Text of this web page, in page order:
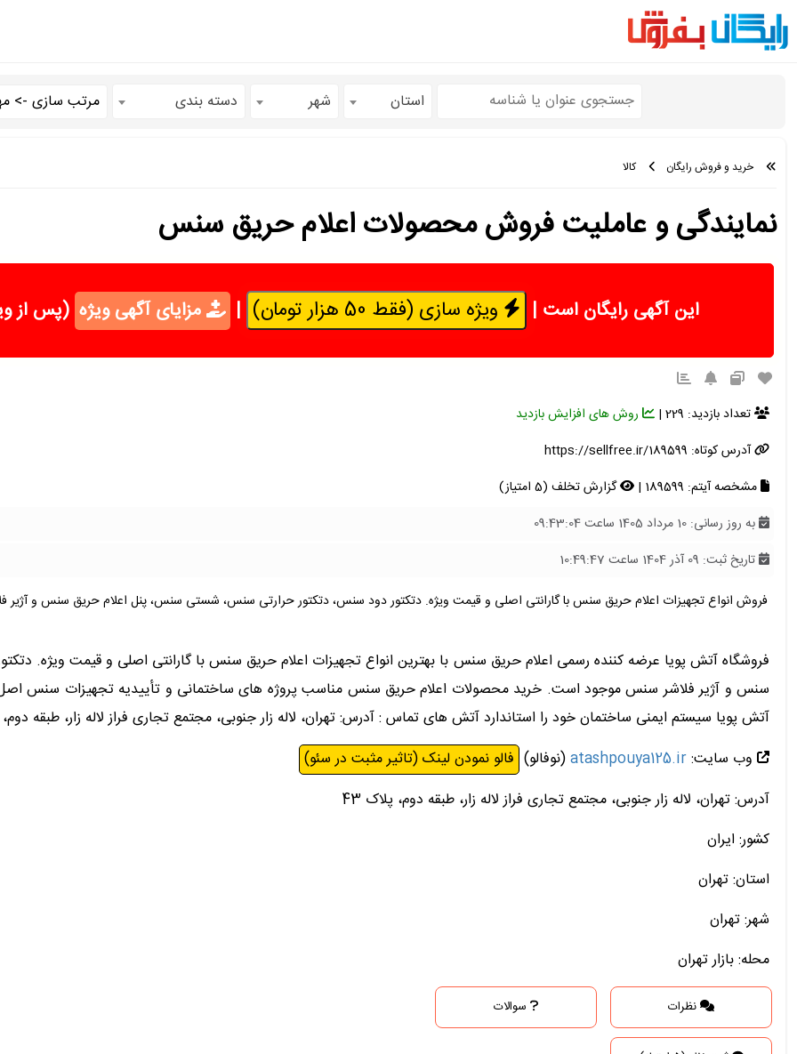
استان شهر دسته بندی
خرید و فروش رایگان کالا
نمایندگی و عاملیت فروش محصولات اعلام حریق سنس
این آگهی رایگان است | ویژه سازی (فقط 50 هزار تومان) | مزایای آگهی ویژه (پس از
تعداد بازدید: 229 |
روش های افزایش بازدید
آدرس کوتاه: https://sellfree.ir/189599
مشخصه آیتم: 189599 |
گزارش تخلف (5 امتیاز)
به روز رسانی: 10 مرداد 1405 ساعت 09:43:04
تاریخ ثبت: 09 آذر 1404 ساعت 10:49:47
فروش انواع تجهیزات اعلام حریق سنس با گارانتی اصلی و قیمت ویژه. دتکتور دود سنس، دتکتور حرارتی سنس، شستی سنس، پنل اعلام حریق سنس و
فروشگاه آتش پویا عرضه کننده رسمی اعلام حریق سنس با بهترین انواع تجهیزات اعلام حریق سنس با گارانتی اصلی و قیمت ویژه.
سنس و آژیر فلاشر سنس موجود است. خرید محصولات اعلام حریق سنس مناسب پروژه های ساختمانی و تأییدیه تجهیزات سنس اصل،
آتش پویا سیستم ایمنی ساختمان خود را استاندارد آتش های تماس : آدرس: تهران، لاله زار جنوبی، مجتمع تجاری فراز لاله زار، طبقه
وب سایت:atashpouya125.ir(نوفالو) فالو نمودن لینک (تاثیر مثبت در سئو)
آدرس: تهران، لاله زار جنوبی، مجتمع تجاری فراز لاله زار، طبقه دوم، پلاک 43
کشور: ایران
استان: تهران
شهر: تهران
محله: بازار تهران
نظرات سوالات